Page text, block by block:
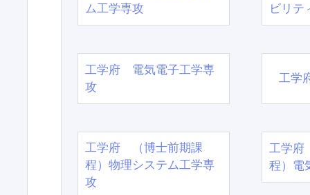
ム工学専攻
ビリテ
工学府 電気電子工学専
攻
工学
工学府 （博士前期課
程）物理システム工学専
攻
工学
程）電